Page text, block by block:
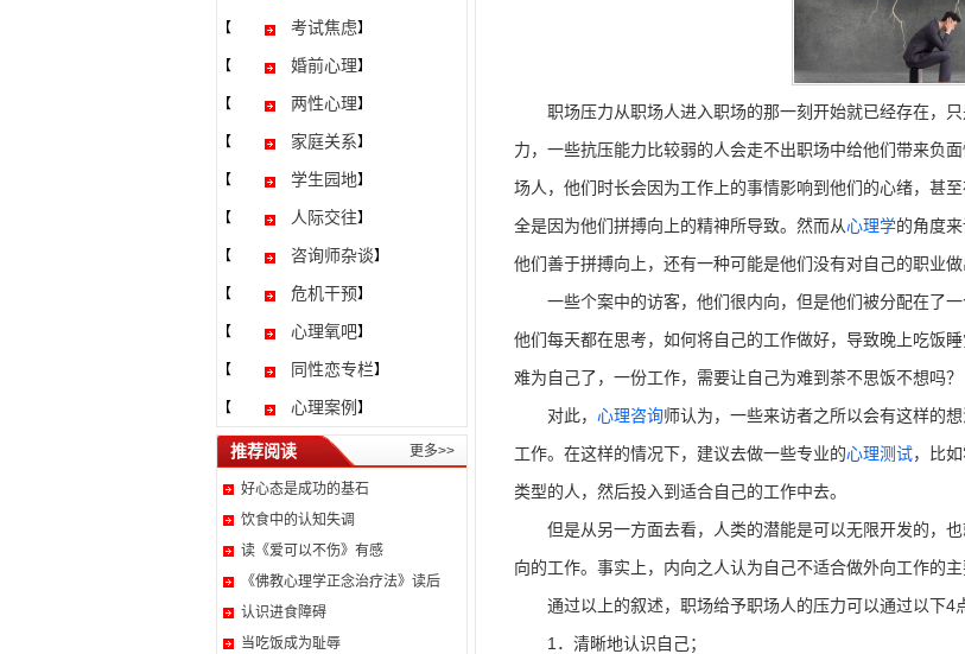
【 考试焦虑】
【 婚前心理】
【 两性心理】
【 家庭关系】
【 学生园地】
【 人际交往】
【 咨询师杂谈】
【 危机干预】
【 心理氧吧】
【 同性恋专栏】
【 心理案例 】
更多>>
推荐阅读
好心态是成功的基石
饮食中的认知失调
读《爱可以不伤》有感
《佛教心理学正念治疗法》读后
认识进食障碍
当吃饭成为耻辱
职场压力从职场人进入职场的那一刻开始就已经存在，只
力，一些抗压能力比较弱的人会走不出职场中给他们带来负
场人，他们时长会因为工作上的事情影响到他们的心绪，甚
全是因为他们拼搏向上的精神所导致。然而从心理学的角度
他们善于拼搏向上，还有一种可能是他们没有对自己的职业做
一些个案中的访客，他们很内向，但是他们被分配在了一
他们每天都在思考，如何将自己的工作做好，导致晚上吃饭
难为自己了，一份工作，需要让自己为难到茶不思饭不想吗？
对此， 心理咨询师认为，一些来访者之所以会有这样的
工作。在这样的情况下，建议去做一些专业的心理测试，比
类型的人，然后投入到适合自己的工作中去。
但是从另一方面去看，人类的潜能是可以无限开发的，也
向的工作。事实上，内向之人认为自己不适合做外向工作的
通过以上的叙述，职场给予职场人的压力可以通过以下4
1．清晰地认识自己；